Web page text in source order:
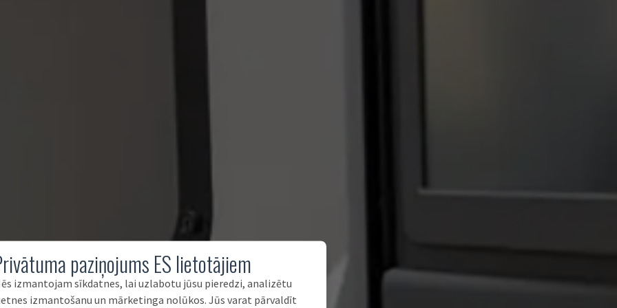
paziņojums ES lietotājiem
izmantojam sīkdatnes, lai uzlabotu jūsu pieredzi, analizētu
izmantošanu un mārketinga nolūkos. Jūs varat pārvaldīt